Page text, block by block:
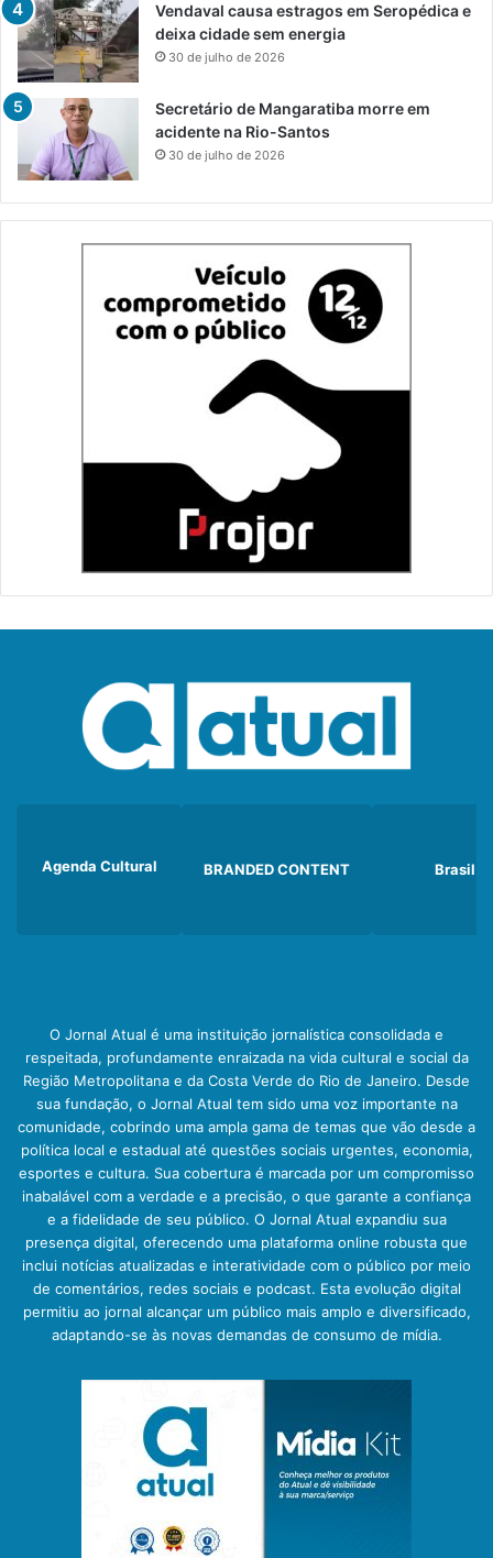
Vendaval causa estragos em Seropédica e
deixa cidade sem energia
30 de julho de 2026
Secretário de Mangaratiba morre em
acidente na Rio-Santos
30 de julho de 2026
Agenda Cultural BRANDED CONTENT Brasil
O Jornal Atual é uma instituição jornalística consolidada e
respeitada, profundamente enraizada na vida cultural e social da
Região Metropolitana e da Costa Verde do Rio de Janeiro. Desde
sua fundação, o Jornal Atual tem sido uma voz importante na
comunidade, cobrindo uma ampla gama de temas que vão desde a
política local e estadual até questões sociais urgentes, economia,
esportes e cultura. Sua cobertura é marcada por um compromisso
inabalável com a verdade e a precisão, o que garante a confiança
e a fidelidade de seu público. O Jornal Atual expandiu sua
presença digital, oferecendo uma plataforma online robusta que
inclui notícias atualizadas e interatividade com o público por meio
de comentários, redes sociais e podcast. Esta evolução digital
permitiu ao jornal alcançar um público mais amplo e diversificado,
adaptando-se às novas demandas de consumo de mídia.